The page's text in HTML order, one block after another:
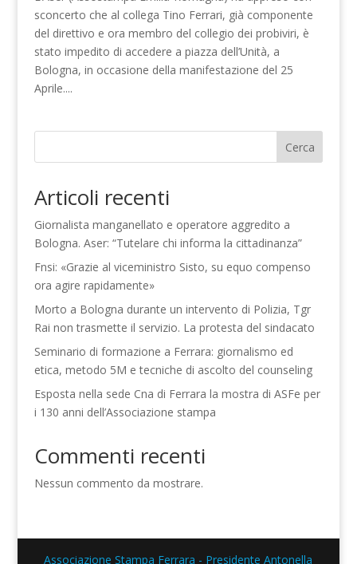
sconcerto che al collega Tino Ferrari, già componente
del direttivo e ora membro del collegio dei probiviri, è
stato impedito di accedere a piazza dell’Unità, a
Bologna, in occasione della manifestazione del 25
Aprile....
Cerca
Articoli recenti
Giornalista manganellato e operatore aggredito a
Bologna. Aser: “Tutelare chi informa la cittadinanza”
Fnsi: «Grazie al viceministro Sisto, su equo compenso
ora agire rapidamente»
Morto a Bologna durante un intervento di Polizia, Tgr
Rai non trasmette il servizio. La protesta del sindacato
Seminario di formazione a Ferrara: giornalismo ed
etica, metodo 5M e tecniche di ascolto del counseling
Esposta nella sede Cna di Ferrara la mostra di ASFe per
i 130 anni dell’Associazione stampa
Commenti recenti
Nessun commento da mostrare.
Associazione Stampa Ferrara - Presidente Antonella